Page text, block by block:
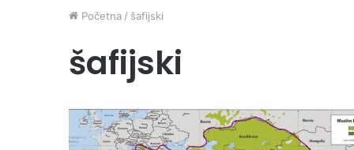
Početna / šafijski
šafijski